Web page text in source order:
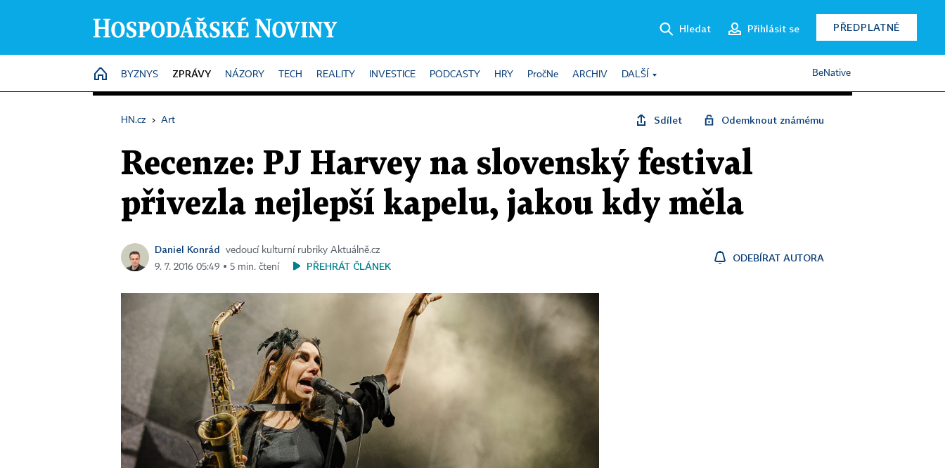
Hledat Přihlásit se PŘEDPLATNÉ
HOME
BYZNYS ZPRÁVY NÁZORY TECH REALITY INVESTICE PODCASTY HRY PročNe ARCHIV DALŠÍ BeNative
HN.cz › Art Sdílet Odemknout známému
Recenze: PJ Harvey na slovenský festival
přivezla nejlepší kapelu, jakou kdy měla
Daniel Konrád
vedoucí kulturní rubriky Aktuálně.cz
9. 7. 2016 05:49 ▪ 5 min. čtení
PŘEHRÁT ČLÁNEK
ODEBÍRAT AUTORA